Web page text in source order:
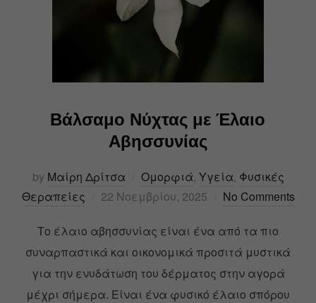
Βάλσαμο Νύχτας με Έλαιο
Αβησσυνίας
by Μαίρη Δρίτσα Ομορφιά, Υγεία, Φυσικές
Θεραπείες
22 Νοεμβρίου, 2025 No Comments
Το έλαιο αβησσυνίας είναι ένα από τα πιο
συναρπαστικά και οικονομικά προσιτά μυστικά
για την ενυδάτωση του δέρματος στην αγορά
μέχρι σήμερα. Είναι ένα φυσικό έλαιο σπόρου